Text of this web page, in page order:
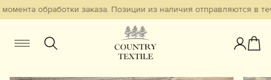
обработки заказа. Позиции из наличия отправляются в